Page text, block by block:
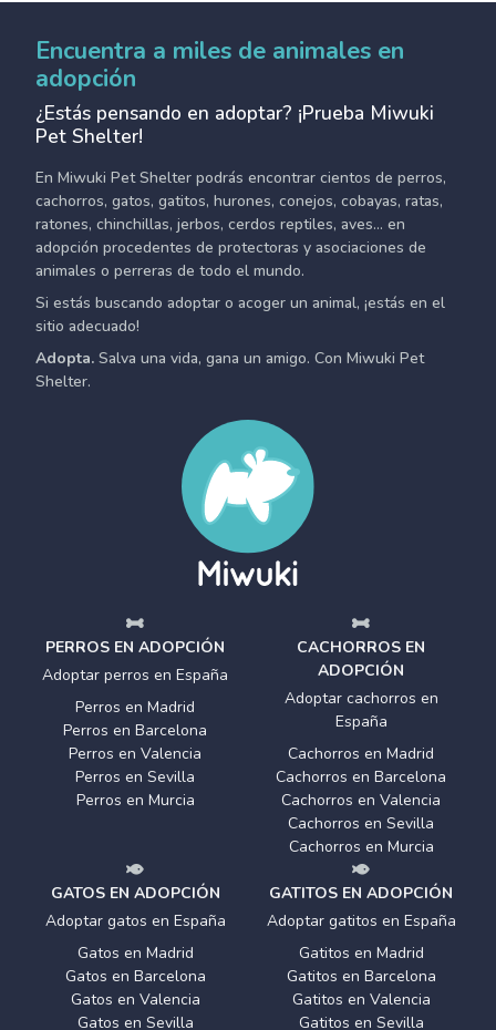
Encuentra a miles de animales en
adopción
¿Estás pensando en adoptar? ¡Prueba Miwuki
Pet Shelter!
En Miwuki Pet Shelter podrás encontrar cientos de perros,
cachorros, gatos, gatitos, hurones, conejos, cobayas, ratas,
ratones, chinchillas, jerbos, cerdos reptiles, aves... en
adopción procedentes de protectoras y asociaciones de
animales o perreras de todo el mundo.
Si estás buscando adoptar o acoger un animal, ¡estás en el
sitio adecuado!
Adopta. Salva una vida, gana un amigo. Con Miwuki Pet
Shelter.
PERROS EN ADOPCIÓN
Adoptar perros en España
Perros en Madrid
Perros en Barcelona
Perros en Valencia
Perros en Sevilla
Perros en Murcia
CACHORROS EN
ADOPCIÓN
Adoptar cachorros en
España
Cachorros en Madrid
Cachorros en Barcelona
Cachorros en Valencia
Cachorros en Sevilla
Cachorros en Murcia
GATOS EN ADOPCIÓN
Adoptar gatos en España
Gatos en Madrid
Gatos en Barcelona
Gatos en Valencia
Gatos en Sevilla
GATITOS EN ADOPCIÓN
Adoptar gatitos en España
Gatitos en Madrid
Gatitos en Barcelona
Gatitos en Valencia
Gatitos en Sevilla